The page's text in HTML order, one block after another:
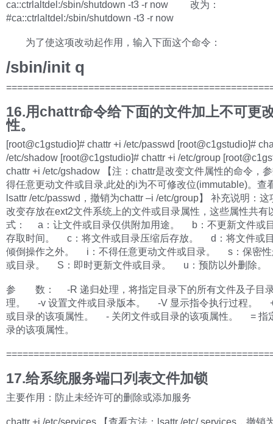
ca::ctrlaltdel:/sbin/shutdown -t3 -r now 改为：
#ca::ctrlaltdel:/sbin/shutdown -t3 -r now
为了使这项改动起作用，输入下面这个命令：
/sbin/init q
16.用chattr命令给下面的文件加上不可更
性。
[root@c1gstudio]# chattr +i /etc/passwd [root@c1gstudio]#
/etc/shadow [root@c1gstudio]# chattr +i /etc/group
chattr +i /etc/gshadow 【注：chattr是改变文件属性的命令，
得任意更动文件或目录,此处的i为不可修改位(immutable)。查
lsattr /etc/passwd，撤销为chattr –i /etc/group】 补充说明：这
改变存放在ext2文件系统上的文件或目录属性，这些属性共有
式： a：让文件或目录仅供附加用途。 b：不更新文件或
存取时间。 c：将文件或目录压缩后存放。 d：将文件或
倾倒操作之外。 i：不得任意更动文件或目录。 s：保密性
或目录。 S：即时更新文件或目录。 u：预防以外删除。
参 数： -R 递归处理，将指定目录下的所有文件及子目
理。 -v 设置文件或目录版本。 -V 显示指令执行过程。
或目录的该项属性。 - 关闭文件或目录的该项属性。 = 指
录的该项属性。
17.给系统服务端口列表文件加锁
主要作用：防止未经许可的删除或添加服务
chattr +i /etc/services 【查看方法：lsattr /etc/ services，撤销